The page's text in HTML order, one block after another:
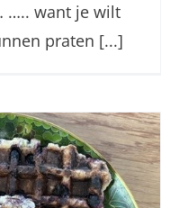
….. want je wilt
praten [...]